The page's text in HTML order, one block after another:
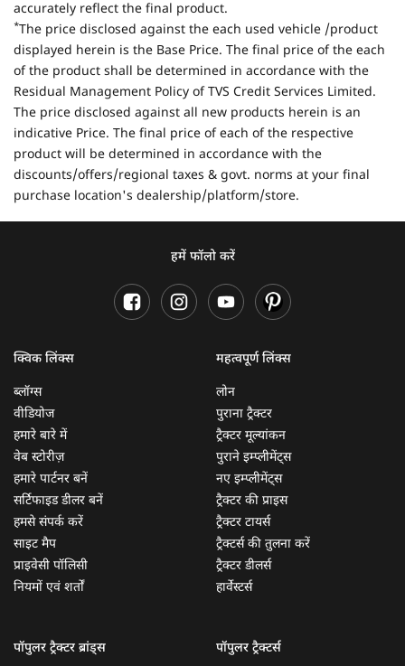
accurately reflect the final product.
*The price disclosed against the each used vehicle /product
displayed herein is the Base Price. The final price of the each
of the product shall be determined in accordance with the
Residual Management Policy of TVS Credit Services Limited.
The price disclosed against all new products herein is an
indicative Price. The final price of each of the respective
product will be determined in accordance with the
discounts/offers/regional taxes & govt. norms at your final
purchase location's dealership/platform/store.
हमें फॉलो करें
क्विक लिंक्स
ब्लॉग्स
वीडियोज
हमारे बारे में
वेब स्टोरीज़
हमारे पार्टनर बनें
सर्टिफाइड डीलर बनें
हमसे संपर्क करें
साइट मैप
प्राइवेसी पॉलिसी
नियमों एवं शर्तों
महत्वपूर्ण लिंक्स
लोन
पुराना ट्रैक्टर
ट्रैक्टर मूल्यांकन
पुराने इम्प्लीमेंट्स
नए इम्प्लीमेंट्स
ट्रैक्टर की प्राइस
ट्रैक्टर टायर्स
ट्रैक्टर्स की तुलना करें
ट्रैक्टर डीलर्स
हार्वेस्टर्स
पॉपुलर ट्रैक्टर ब्रांड्स
पॉपुलर ट्रैक्टर्स